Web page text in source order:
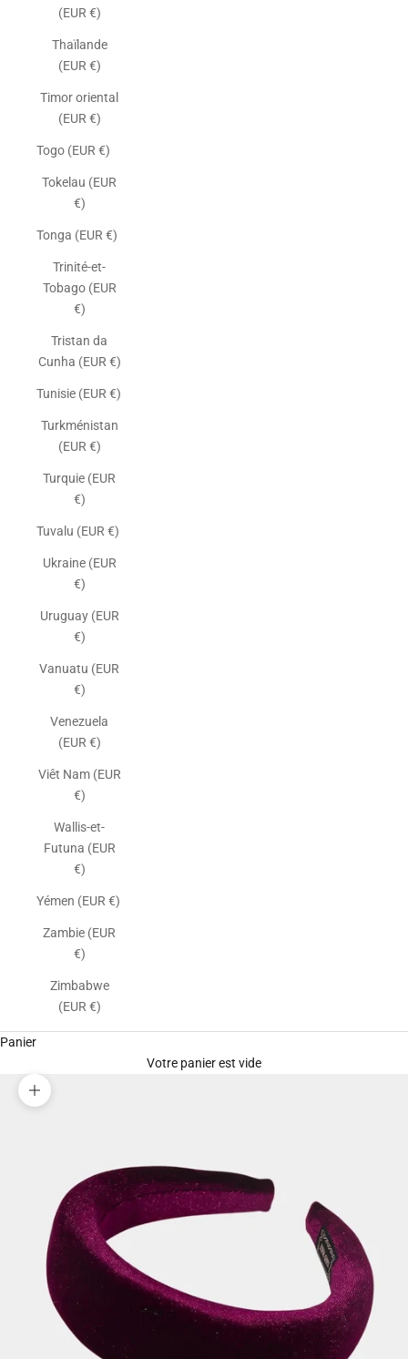
(EUR €)
Thaïlande
(EUR €)
Timor oriental
(EUR €)
Togo (EUR €)
Tokelau (EUR
€)
Tonga (EUR €)
Trinité-et-
Tobago (EUR
€)
Tristan da
Cunha (EUR €)
Tunisie (EUR €)
Turkménistan
(EUR €)
Turquie (EUR
€)
Tuvalu (EUR €)
Ukraine (EUR
€)
Uruguay (EUR
€)
Vanuatu (EUR
€)
Venezuela
(EUR €)
Viêt Nam (EUR
€)
Wallis-et-
Futuna (EUR
€)
Yémen (EUR €)
Zambie (EUR
€)
Zimbabwe
(EUR €)
Panier
Votre panier est vide
Zoomer sur l'image